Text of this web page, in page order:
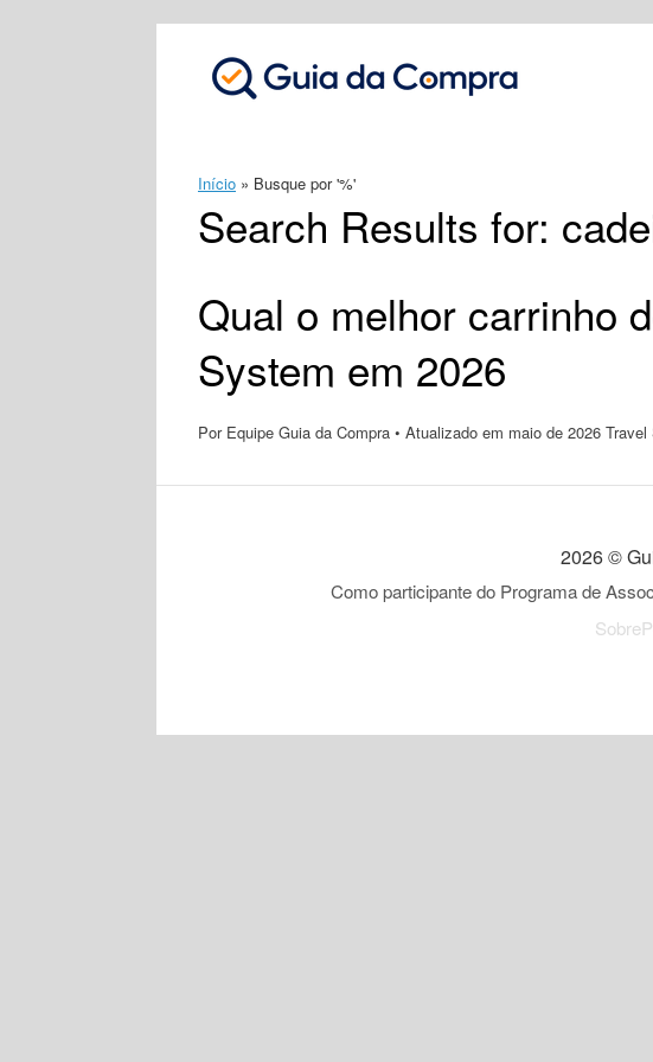
Início » Busque por '%'
Search Results for:
Qual o melhor carrinho
System em 2026
Por Equipe Guia da Compra • Atualizado em maio de 2026
2026 ©
Como participante do Programa de
Sobre